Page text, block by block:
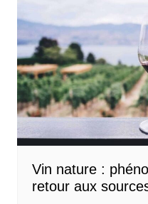
Vin nature :
retour aux